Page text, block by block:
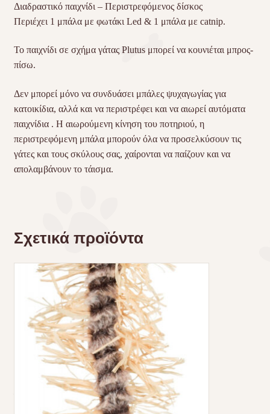
Διαδραστικό παιχνίδι – Περιστρεφόμενος δίσκος
Περιέχει 1 μπάλα με φωτάκι Led & 1 μπάλα με catnip.
Το παιχνίδι σε σχήμα γάτας Plutus μπορεί να κουνιέται μπρος-
πίσω.
Δεν μπορεί μόνο να συνδυάσει μπάλες ψυχαγωγίας για
κατοικίδια, αλλά και να περιστρέφει και να αιωρεί αυτόματα
παιχνίδια . Η αιωρούμενη κίνηση του ποτηριού, η
περιστρεφόμενη μπάλα μπορούν όλα να προσελκύσουν τις
γάτες και τους σκύλους σας, χαίρονται να παίζουν και να
απολαμβάνουν το τάισμα.
Σχετικά προϊόντα